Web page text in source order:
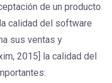
de un producto
calidad del software
sus ventas y
2015] la calidad del